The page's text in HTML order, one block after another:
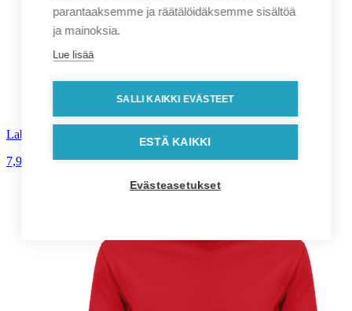
LabelFree Classic naisten t-paita
7,90
alv. 0%
parantaaksemme ja räätälöidäksemme sisältöä
ja mainoksia.
Lue lisää
SALLI KAIKKI EVÄSTEET
ESTÄ KAIKKI
Evästeasetukset